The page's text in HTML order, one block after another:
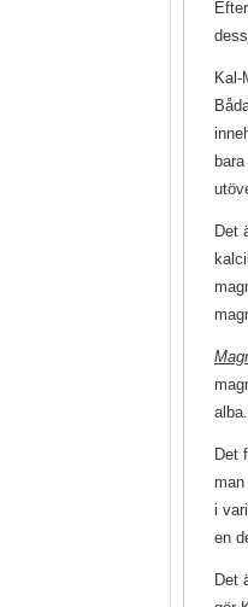
Kal-
Det
Det
man
i
en
Det